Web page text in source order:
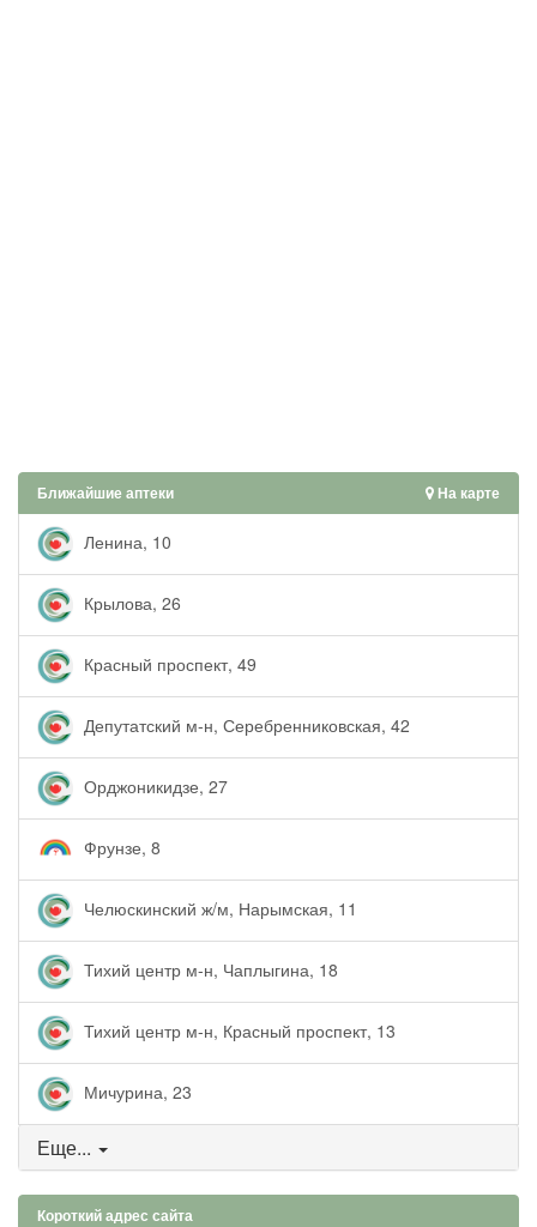
Ближайшие аптеки На карте
Ленина, 10
Крылова, 26
Красный проспект, 49
Депутатский м-н, Серебренниковская, 42
Орджоникидзе, 27
Фрунзе, 8
Челюскинский ж/м, Нарымская, 11
Тихий центр м-н, Чаплыгина, 18
Тихий центр м-н, Красный проспект, 13
Мичурина, 23
Еще...
Короткий адрес сайта